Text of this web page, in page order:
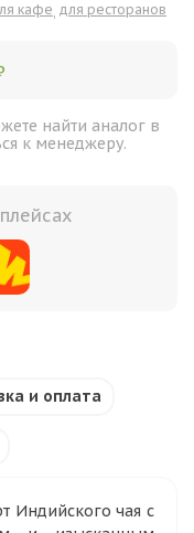
кафе, для ресторанов
найти аналог в
к менеджеру.
и оплата
Индийского чая с